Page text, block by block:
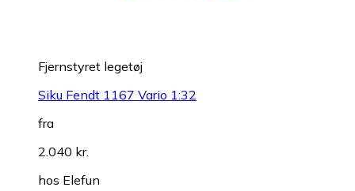
Fjernstyret legetøj
Siku Fendt 1167 Vario 1:32
fra
2.040 kr.
hos Elefun